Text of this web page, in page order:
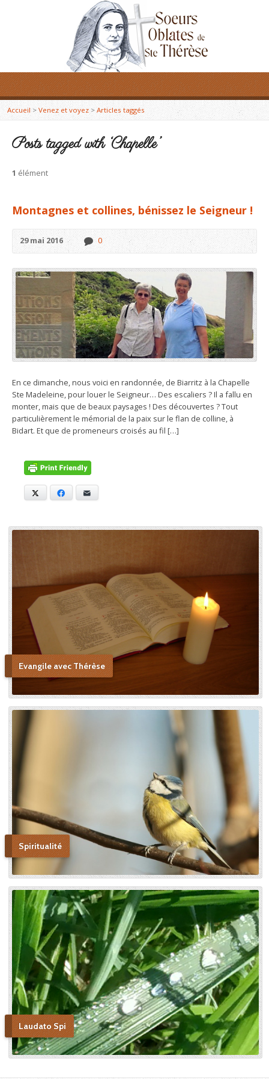
Accueil> Venez et voyez > Articles taggés
Posts tagged with ‘Chapelle’
1 élément
Montagnes et collines, bénissez le Seigneur !
29 mai 2016 0
En ce dimanche, nous voici en randonnée, de Biarritz à la Chapelle
Ste Madeleine, pour louer le Seigneur… Des escaliers ? Il a fallu en
monter, mais que de beaux paysages ! Des découvertes ? Tout
particulièrement le mémorial de la paix sur le flan de colline, à
Bidart. Et que de promeneurs croisés au fil […]
Facebook
Evangile avec Thérèse
Spiritualité
Laudato Spi